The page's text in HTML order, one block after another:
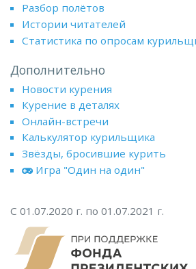
Разбор полётов
Истории читателей
Статистика по опросам
Дополнительно
Новости курения
Курение в деталях
Онлайн-встречи
Калькулятор курильщика
Звёзды, бросившие курить
Игра "Один на один"
С 01.07.2020 г. по 01.07.2021 г.